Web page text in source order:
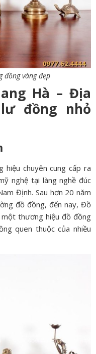
đồng vàng đẹp
Hà – Địa
đồng nhỏ
chuyên cung cấp ra
nghệ tại làng nghề đúc
Định. Sau hơn 20 năm
đồ đồng, đến nay, Đồ
thương hiệu đồ đồng
quen thuộc của nhiều